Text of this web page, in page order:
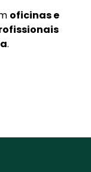
oficinas e
.